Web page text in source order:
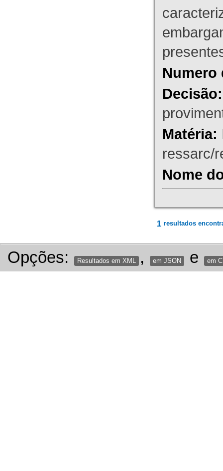
Numero
Decisão:
Matéria:
ressarc/
Nome
1 resultados
Opções: Resultados em XML , em JSON e em